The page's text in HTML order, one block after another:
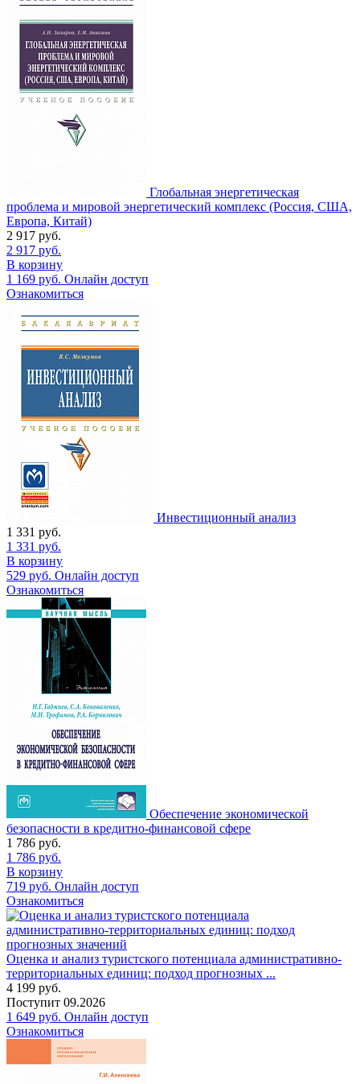
Глобальная энергетическая
проблема и мировой энергетический комплекс (Россия, США,
Европа, Китай)
2 917 руб.
2 917 руб.
В корзину
1 169 руб. Онлайн доступ
Ознакомиться
Инвестиционный анализ
1 331 руб.
1 331 руб.
В корзину
529 руб. Онлайн доступ
Ознакомиться
Обеспечение экономической
безопасности в кредитно-финансовой сфере
1 786 руб.
1 786 руб.
В корзину
719 руб. Онлайн доступ
Ознакомиться
Оценка и анализ туристского потенциала административно-
территориальных единиц: подход прогнозных ...
4 199 руб.
Поступит 09.2026
1 649 руб. Онлайн доступ
Ознакомиться